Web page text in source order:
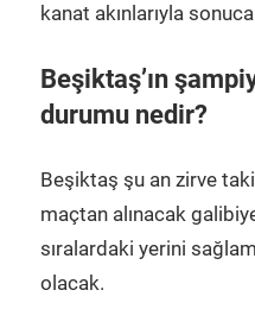
kanat akınlarıyla
Beşiktaş’ın
durumu nedir?
Beşiktaş şu an zirve
maçtan alınacak
sıralardaki yerini
olacak.